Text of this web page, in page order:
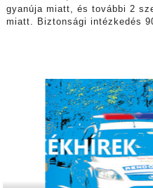
gyanúja miatt, és további 2
miatt. Biztonsági intézkedés